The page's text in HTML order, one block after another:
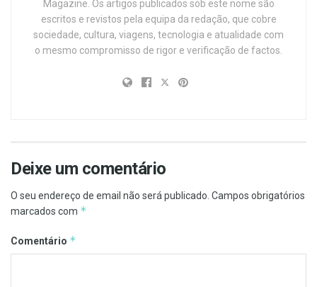
Magazine. Os artigos publicados sob este nome são
escritos e revistos pela equipa da redação, que cobre
sociedade, cultura, viagens, tecnologia e atualidade com
o mesmo compromisso de rigor e verificação de factos.
Deixe um comentário
O seu endereço de email não será publicado. Campos obrigatórios
marcados com *
Comentário *